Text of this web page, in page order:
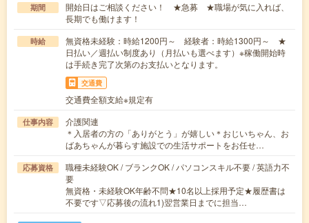
期間
開始日はご相談ください！ ★急募 ★職場が気に入れば、
長期でも働けます！
時給
無資格未経験：時給1200円～ 経験者：時給1300円～ ★
日払い／週払い制度あり（月払いも選べます）※稼働開始時
は手続き完了次第のお支払いとなります。
交通費
交通費全額支給※規定有
仕事内容
介護関連
＊入居者の方の「ありがとう」が嬉しい＊おじいちゃん、お
ばあちゃんが暮らす施設での生活サポートをお任せ…
応募資格
職種未経験OK / ブランクOK / パソコンスキル不要 / 英語力不
要
無資格・未経験OK年齢不問★10名以上採用予定★履歴書は
不要です▽応募後の流れ1)翌営業日までに担当…